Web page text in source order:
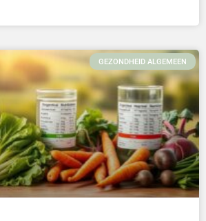
GEZONDHEID ALGEMEEN